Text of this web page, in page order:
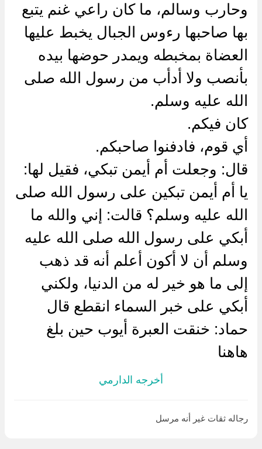
وحارب وسالم، ما كان راعي غنم يتبع
بها صاحبها رءوس الجبال يخبط عليها
العضاة بمخبطه ويمدر حوضها بيده
بأنصب ولا أدأب من رسول الله صلى
الله عليه وسلم.
كان فيكم.
أي قوم، فادفنوا صاحبكم.
قال: وجعلت أم أيمن تبكي، فقيل لها:
يا أم أيمن تبكين على رسول الله صلى
الله عليه وسلم؟ قالت: إني والله ما
أبكي على رسول الله صلى الله عليه
وسلم أن لا أكون أعلم أنه قد ذهب
إلى ما هو خير له من الدنيا، ولكني
أبكي على خبر السماء انقطع قال
حماد: خنقت العبرة أيوب حين بلغ
هاهنا
أخرجه الدارمي
رجاله ثقات غير أنه مرسل